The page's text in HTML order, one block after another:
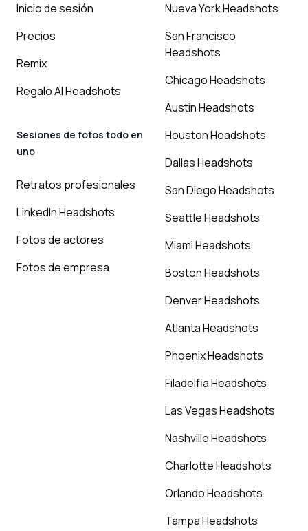
Inicio de sesión
Precios
Remix
Regalo AI Headshots
Sesiones de fotos todo en
uno
Retratos profesionales
LinkedIn Headshots
Fotos de actores
Fotos de empresa
Nueva York Headshots
San Francisco
Headshots
Chicago Headshots
Austin Headshots
Houston Headshots
Dallas Headshots
San Diego Headshots
Seattle Headshots
Miami Headshots
Boston Headshots
Denver Headshots
Atlanta Headshots
Phoenix Headshots
Filadelfia Headshots
Las Vegas Headshots
Nashville Headshots
Charlotte Headshots
Orlando Headshots
Tampa Headshots